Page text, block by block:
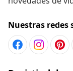
Nuestras redes